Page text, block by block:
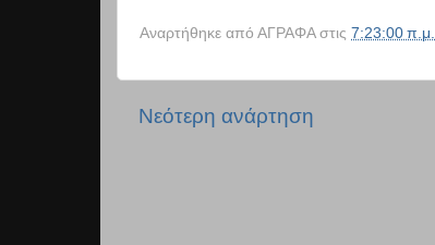
Αναρτήθηκε από ΑΓΡΑΦΑ στις 7:23:00 π.μ.
Νεότερη ανάρτηση